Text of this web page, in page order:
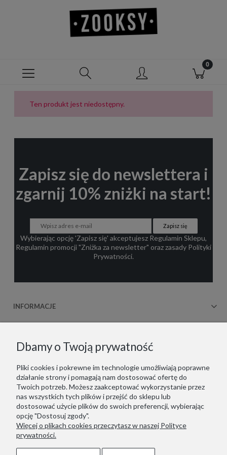
Ten produkt jest niedostępny.
Zapisz się do newslettera i
zgarnij 10% zniżki na start!
Zapisz się
Wybierając opcję 'Zapisz się' akceptujesz Regulamin Sklepu,
Regulamin promocji "Zniżka za newsletter" oraz zasady Polityki
Prywatności.
INFORMACJE
KONTAKT
Copyrights © 2021 - ZOOKSY.
Jesteśmy zarejestrowani w niemieckim systemie LUCID
(Verpackungsregister): DE1916650756162
Dbamy o Twoją prywatność
Pliki cookies i pokrewne im technologie umożliwiają poprawne
działanie strony i pomagają nam dostosować ofertę do
Twoich potrzeb. Możesz zaakceptować wykorzystanie przez
nas wszystkich tych plików i przejść do sklepu lub
dostosować użycie plików do swoich preferencji, wybierając
opcję "Dostosuj zgody".
Więcej o plikach cookies przeczytasz w naszej Polityce
prywatności.